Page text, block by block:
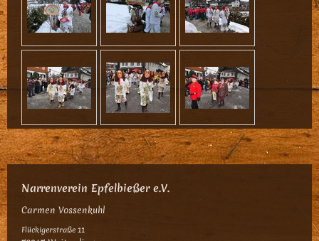
Narrenverein Epfelbießer e.V.
Carmen Vossenkuhl
Flückigerstraße 11